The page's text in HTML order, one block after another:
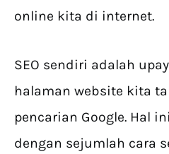
online kita di internet.
SEO sendiri adalah
halaman website kita
pencarian Google. Hal
dengan sejumlah cara